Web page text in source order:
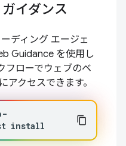
イダンス
ディング エージェ
Guidance を使用し
フローでウェブのベ
アクセスできます。
install